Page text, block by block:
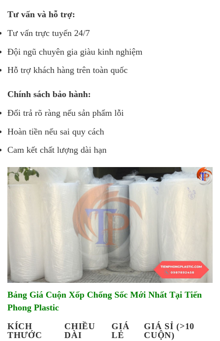
Tư vấn và hỗ trợ:
Tư vấn trực tuyến 24/7
Đội ngũ chuyên gia giàu kinh nghiệm
Hỗ trợ khách hàng trên toàn quốc
Chính sách bảo hành:
Đổi trả rõ ràng nếu sản phẩm lỗi
Hoàn tiền nếu sai quy cách
Cam kết chất lượng dài hạn
Bảng Giá Cuộn Xốp Chống Sốc Mới Nhất Tại Tiến
Phong Plastic
KÍCH
THƯỚC
CHIỀU
DÀI
GIÁ
LẺ
GIÁ SỈ (>10
CUỘN)